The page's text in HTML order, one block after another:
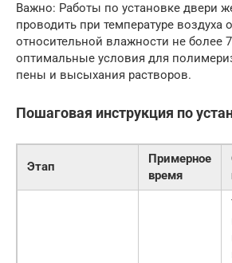
Важно: Работы по установке двери
проводить при температуре воздуха
относительной влажности не более
оптимальные условия для
пены и высыхания растворов.
Пошаговая инструкция по
Этап
Примерное
время